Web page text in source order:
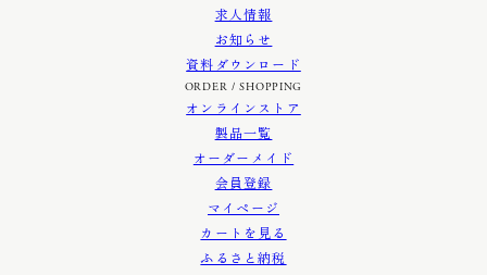
求人情報
お知らせ
資料ダウンロード
ORDER / SHOPPING
オンラインストア
製品一覧
オーダーメイド
会員登録
マイページ
カートを見る
ふるさと納税